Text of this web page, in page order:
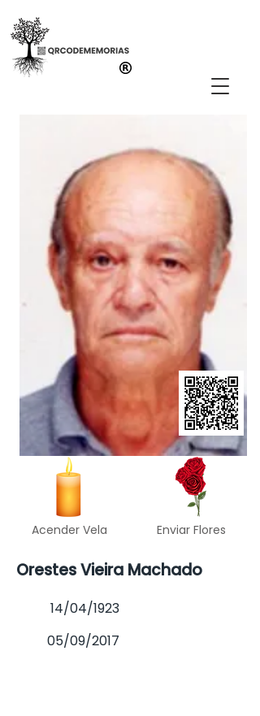
Acender Vela Enviar Flores
Orestes Vieira Machado
14/04/1923
05/09/2017